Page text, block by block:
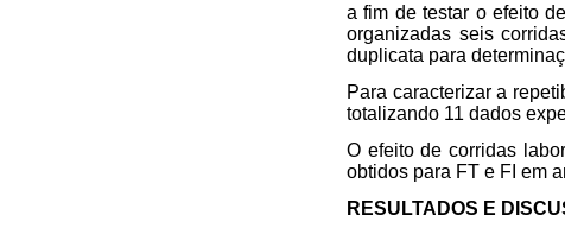
a fim de testar o efeito
organizadas seis
duplicata para
Para caracterizar a
totalizando 11 dados
O efeito de corridas
obtidos para FT e FI em
RESULTADOS E